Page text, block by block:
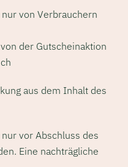
von Verbrauchern
der Gutscheinaktion
aus dem Inhalt des
vor Abschluss des
Eine nachträgliche